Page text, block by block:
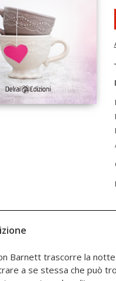
Barnett trascorre la
a se stessa che può
ritorna nella sua vita per
assurde del suo capo e